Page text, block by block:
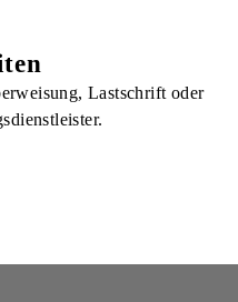
Lastschrift oder